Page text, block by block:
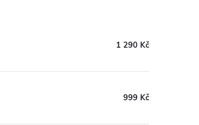
1 290 Kč
999 Kč